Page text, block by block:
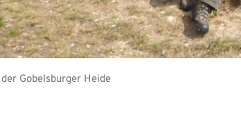
Gobelsburger Heide